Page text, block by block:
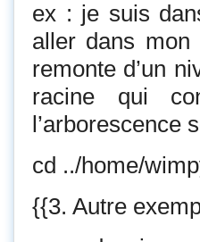
ex : je suis
aller dans mon
remonte d’un
racine qui
l’arborescence
cd ../home/
{{3. Autre